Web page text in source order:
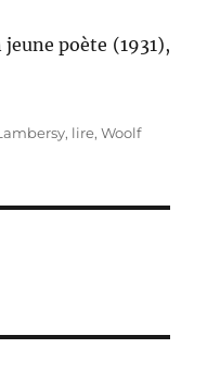
poète (1931),
, lire,Woolf